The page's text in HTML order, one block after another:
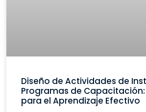
Diseño de Actividades de
Programas de
para el Aprendizaje Efectivo